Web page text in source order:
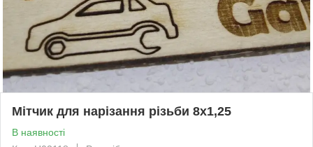
Мітчик для нарізання різьби 8х1,25
В наявності